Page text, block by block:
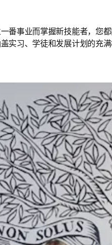
番事业而掌握新技能者，您
实习、学徒和发展计划的充满